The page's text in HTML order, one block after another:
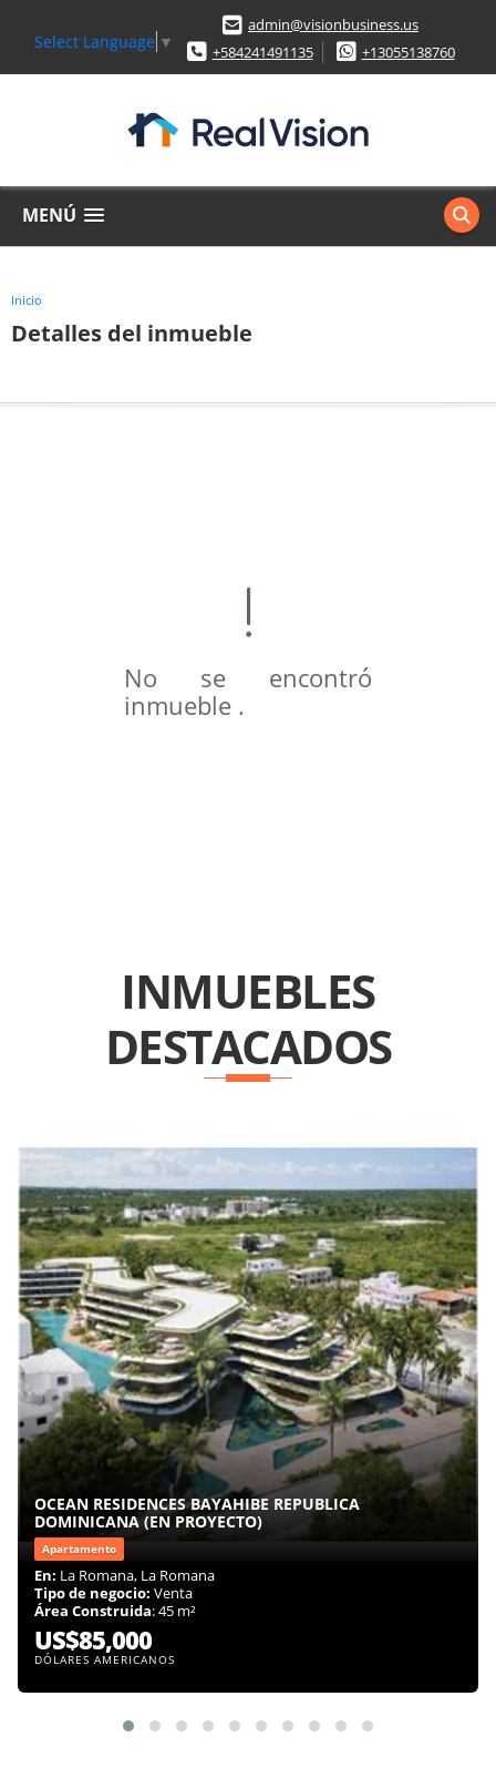
Select Language ▼
admin@visionbusiness.us
+584241491135
+13055138760
MENÚ
Inicio
Detalles del inmueble
No se encontró
inmueble .
INMUEBLES
DESTACADOS
OCEAN RESIDENCES BAYAHIBE REPUBLICA
DOMINICANA (EN PROYECTO)
Apartamento
En: La Romana, La Romana
Tipo de negocio: Venta
Área Construida: 45 m²
US$85,000
DÓLARES AMERICANOS